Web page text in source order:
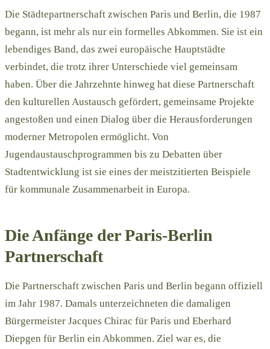
Die Städtepartnerschaft zwischen Paris und Berlin, die 1987
begann, ist mehr als nur ein formelles Abkommen. Sie ist ein
lebendiges Band, das zwei europäische Hauptstädte
verbindet, die trotz ihrer Unterschiede viel gemeinsam
haben. Über die Jahrzehnte hinweg hat diese Partnerschaft
den kulturellen Austausch gefördert, gemeinsame Projekte
angestoßen und einen Dialog über die Herausforderungen
moderner Metropolen ermöglicht. Von
Jugendaustauschprogrammen bis zu Debatten über
Stadtentwicklung ist sie eines der meistzitierten Beispiele
für kommunale Zusammenarbeit in Europa.
Die Anfänge der Paris-Berlin
Partnerschaft
Die Partnerschaft zwischen Paris und Berlin begann offiziell
im Jahr 1987. Damals unterzeichneten die damaligen
Bürgermeister Jacques Chirac für Paris und Eberhard
Diepgen für Berlin ein Abkommen. Ziel war es, die